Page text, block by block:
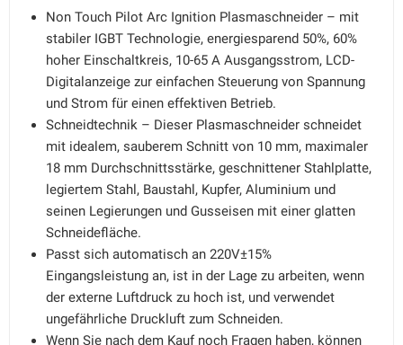
Non Touch Pilot Arc Ignition Plasmaschneider – mit
stabiler IGBT Technologie, energiesparend 50%, 60%
hoher Einschaltkreis, 10-65 A Ausgangsstrom, LCD-
Digitalanzeige zur einfachen Steuerung von Spannung
und Strom für einen effektiven Betrieb.
Schneidtechnik – Dieser Plasmaschneider schneidet
mit idealem, sauberem Schnitt von 10 mm, maximaler
18 mm Durchschnittsstärke, geschnittener Stahlplatte,
legiertem Stahl, Baustahl, Kupfer, Aluminium und
seinen Legierungen und Gusseisen mit einer glatten
Schneidefläche.
Passt sich automatisch an 220V±15%
Eingangsleistung an, ist in der Lage zu arbeiten, wenn
der externe Luftdruck zu hoch ist, und verwendet
ungefährliche Druckluft zum Schneiden.
Wenn Sie nach dem Kauf noch Fragen haben, können